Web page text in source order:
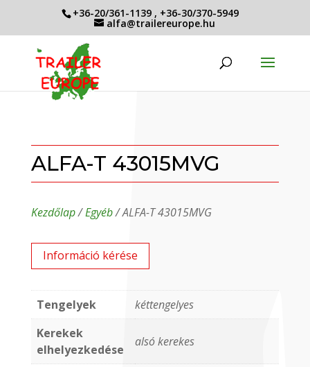
+36-20/361-1139 , +36-30/370-5949
alfa@trailereurope.hu
ALFA-T 43015MVG
Kezdőlap/Egyéb/ ALFA-T 43015MVG
Információ kérése
Tengelyek
kéttengelyes
Kerekek
elhelyezkedése
alsó kerekes